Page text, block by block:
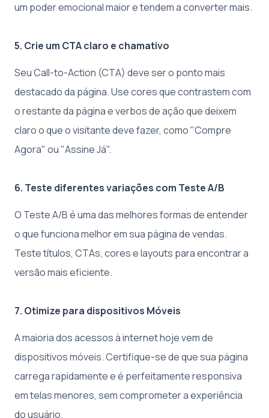
um poder emocional maior e tendem a converter mais.
5. Crie um CTA claro e chamativo
Seu Call-to-Action (CTA) deve ser o ponto mais
destacado da página. Use cores que contrastem com
o restante da página e verbos de ação que deixem
claro o que o visitante deve fazer, como "Compre
Agora" ou "Assine Já".
6. Teste diferentes variações com Teste A/B
O Teste A/B é uma das melhores formas de entender
o que funciona melhor em sua página de vendas.
Teste títulos, CTAs, cores e layouts para encontrar a
versão mais eficiente.
7. Otimize para dispositivos Móveis
A maioria dos acessos à internet hoje vem de
dispositivos móveis. Certifique-se de que sua página
carrega rapidamente e é perfeitamente responsiva
em telas menores, sem comprometer a experiência
do usuário.